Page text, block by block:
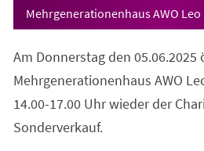
Mehrgenerationenhaus AWO Leo
Am Donnerstag den 05.06.2025
Mehrgenerationenhaus AWO
14.00-17.00 Uhr wieder der
Sonderverkauf.